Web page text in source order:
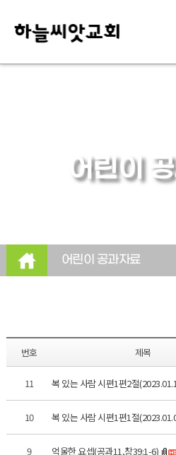
어린이
어린이 공과자료
번호 제목
11 복 있는 사람 시편1편2절
10 복 있는 사람 시편1편1절
9 억울한 요셉(공과11,창39:1-6)